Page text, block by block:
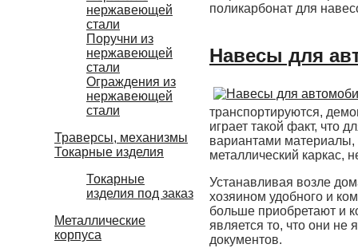
нержавеющей
стали
Поручни из
нержавеющей
стали
Ограждения из
нержавеющей
стали
Траверсы, механизмы
Токарные изделия
Токарные
изделия под заказ
Металлические
корпуса
поликарбонат для
Навесы для
транспортируются,
играет такой факт, что
вариантами
металлический каркас,
Устанавливая возле
хозяином удобного и
больше приобретают и
является то, что они
документов.